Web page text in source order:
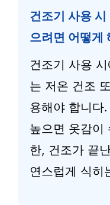
건조기 사용
으려면 어떻게
건조기 사용
는 저온 건조
용해야 합니다
높으면 옷감이
한, 건조가 끝
연스럽게 식히